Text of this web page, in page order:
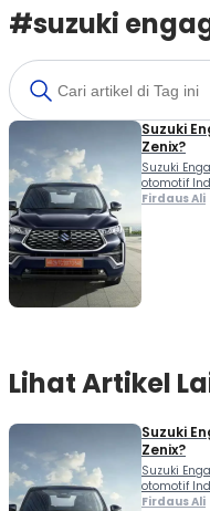
#suzuki
Suzuki
Zenix?
Suzuki
otomotif
Vehicle) 7-
Firdaus Ali
Lihat Artikel
Suzuki
Zenix?
Suzuki
otomotif
Vehicle) 7-
Firdaus Ali